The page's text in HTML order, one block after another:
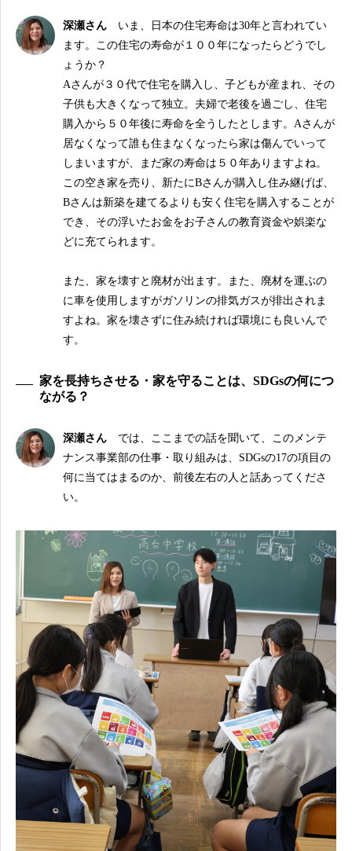
深瀬さん いま、日本の住宅寿命は30年と言われてい
ます。この住宅の寿命が１００年になったらどうでし
ょうか？
Aさんが３０代で住宅を購入し、子どもが産まれ、その
子供も大きくなって独立。夫婦で老後を過ごし、住宅
購入から５０年後に寿命を全うしたとします。Aさんが
居なくなって誰も住まなくなったら家は傷んでいって
しまいますが、まだ家の寿命は５０年ありますよね。
この空き家を売り、新たにBさんが購入し住み継げば、
Bさんは新築を建てるよりも安く住宅を購入することが
でき、その浮いたお金をお子さんの教育資金や娯楽な
どに充てられます。
また、家を壊すと廃材が出ます。また、廃材を運ぶの
に車を使用しますがガソリンの排気ガスが排出されま
すよね。家を壊さずに住み続ければ環境にも良いんで
す。
家を長持ちさせる・家を守ることは、SDGsの何につ
ながる？
深瀬さん では、ここまでの話を聞いて、このメンテ
ナンス事業部の仕事・取り組みは、SDGsの17の項目の
何に当てはまるのか、前後左右の人と話あってくださ
い。